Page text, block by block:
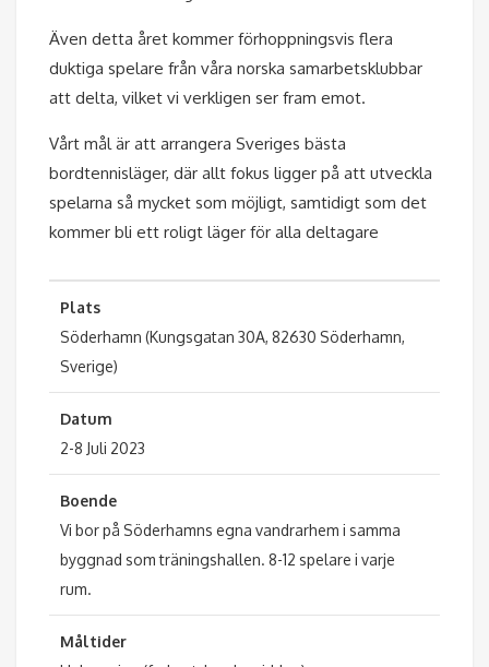
Även detta året kommer förhoppningsvis flera
duktiga spelare från våra norska samarbetsklubbar
att delta, vilket vi verkligen ser fram emot.
Vårt mål är att arrangera Sveriges bästa
bordtennisläger, där allt fokus ligger på att utveckla
spelarna så mycket som möjligt, samtidigt som det
kommer bli ett roligt läger för alla deltagare
Plats
Söderhamn (Kungsgatan 30A, 82630 Söderhamn,
Sverige)
Datum
2-8 Juli 2023
Boende
Vi bor på Söderhamns egna vandrarhem i samma
byggnad som träningshallen. 8-12 spelare i varje
rum.
Måltider